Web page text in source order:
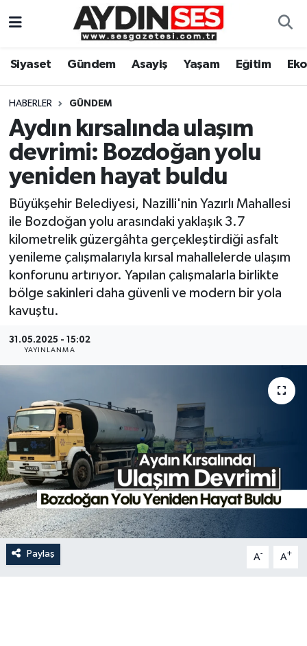
Siyaset Gündem Asayiş Yaşam Eğitim
HABERLER GÜNDEM
Aydın kırsalında ulaşım
devrimi: Bozdoğan yolu
yeniden hayat buldu
Büyükşehir Belediyesi, Nazilli'nin Yazırlı Mahallesi
ile Bozdoğan yolu arasındaki yaklaşık 3.7
kilometrelik güzergâhta gerçekleştirdiği asfalt
yenileme çalışmalarıyla kırsal mahallelerde ulaşım
konforunu artırıyor. Yapılan çalışmalarla birlikte
bölge sakinleri daha güvenli ve modern bir yola
kavuştu.
31.05.2025 - 15:02
YAYINLANMA
Paylaş A- A+
Gündem
Siyaset
Ekonomi
Eğitim
Kültür Sanat
Spor
Aydın Hava Durumu
Aydin Namaz Vakitleri
Aydın Trafik Yoğunluk Haritası
Süper Lig Puan Durumu ve Fikstür
Tüm Manşetler
Son Dakika Haberleri
Haber Arşivi